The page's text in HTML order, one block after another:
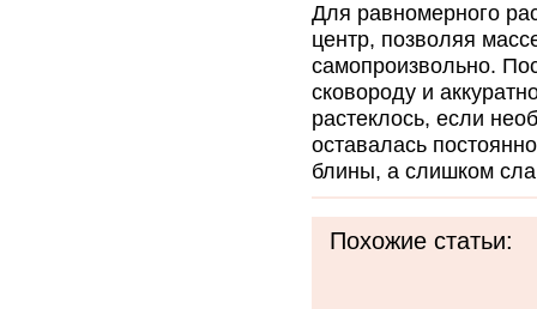
Для равномерного
центр, позволяя
самопроизвольно.
сковороду и
растеклось, если
оставалась
блины, а слишком
Похожие статьи: